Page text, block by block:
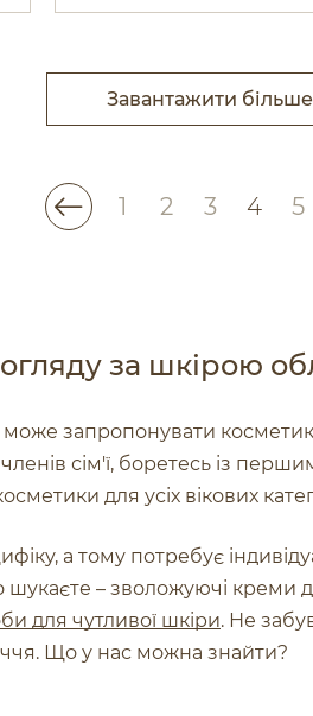
Завантажити більше
1 2 3 4 5
за шкірою
запропонувати
сім'ї, боретесь із
для усіх вікових
а тому потребує
– зволожуючі креми
для чутливої шкіри. Не
Що у нас можна знайти?